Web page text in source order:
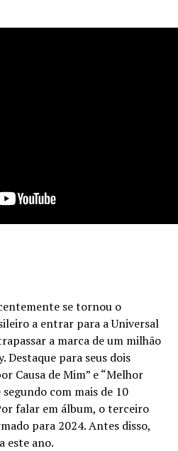
se tornou o
a entrar para a Universal
a marca de um milhão
Destaque para seus dois
Causa de Mim” e “Melhor
com mais de 10
falar em álbum, o terceiro
para 2024. Antes disso,
este ano.